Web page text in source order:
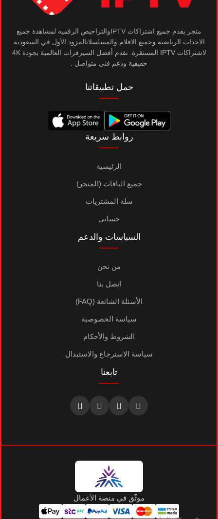
متجر يقدم جميع اشتراكات IPTVوالتراخيص الرقميه لمشاهدة جميع
الاحداث الرياضيه وجميع الافلام والمسلسلاتالمزود الأول في السعودية
لاشتراكات IPTV المستقرة. نقدم أفضل السيرفرات العالمية بجودة 4K
حقيقية ودعم فني متواصل .
حمل تطبيقاتنا
روابط سريعة
الرئيسية
جميع الباقات (المتجر)
سلة المشتريات
حسابي
السياسات والدعم
من نحن
اتصل بنا
الأسئلة الشائعة (FAQ)
سياسة الخصوصية
الشروط والأحكام
سياسة الاسترجاع والاستبدال
تابعنا
موثّق في منصة الأعمال